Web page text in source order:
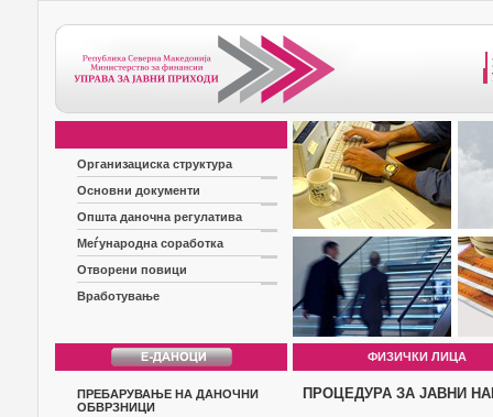
Организациска структура
Основни документи
Општа даночна регулатива
Меѓународна соработка
Отворени повици
Вработување
ФИЗИЧКИ ЛИЦА
ПРЕБАРУВАЊЕ НА ДАНОЧНИ
ОБВРЗНИЦИ
ПРОЦЕДУРА ЗА ЈАВНИ